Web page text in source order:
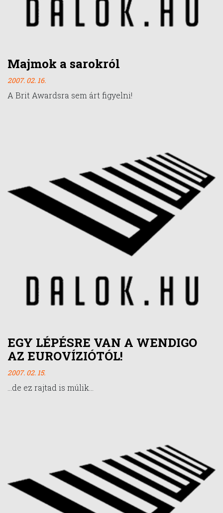
Majmok a sarokról
2007. 02. 16.
A Brit Awardsra sem árt figyelni!
EGY LÉPÉSRE VAN A WENDIGO
AZ EUROVÍZIÓTÓL!
2007. 02. 15.
...de ez rajtad is múlik...